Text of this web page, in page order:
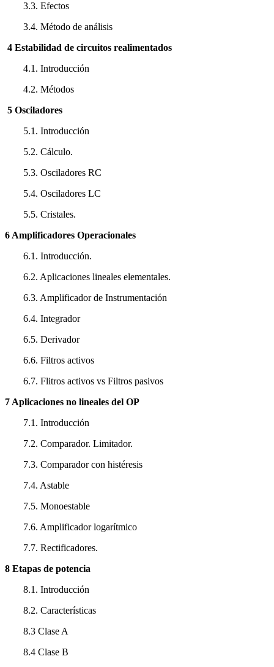
3.3. Efectos
3.4. Método de análisis
4 Estabilidad de circuitos realimentados
4.1. Introducción
4.2. Métodos
5 Osciladores
5.1. Introducción
5.2. Cálculo.
5.3. Osciladores RC
5.4. Osciladores LC
5.5. Cristales.
6 Amplificadores Operacionales
6.1. Introducción.
6.2. Aplicaciones lineales elementales.
6.3. Amplificador de Instrumentación
6.4. Integrador
6.5. Derivador
6.6. Filtros activos
6.7. Flitros activos vs Filtros pasivos
7 Aplicaciones no lineales del OP
7.1. Introducción
7.2. Comparador. Limitador.
7.3. Comparador con histéresis
7.4. Astable
7.5. Monoestable
7.6. Amplificador logarítmico
7.7. Rectificadores.
8 Etapas de potencia
8.1. Introducción
8.2. Características
8.3 Clase A
8.4 Clase B